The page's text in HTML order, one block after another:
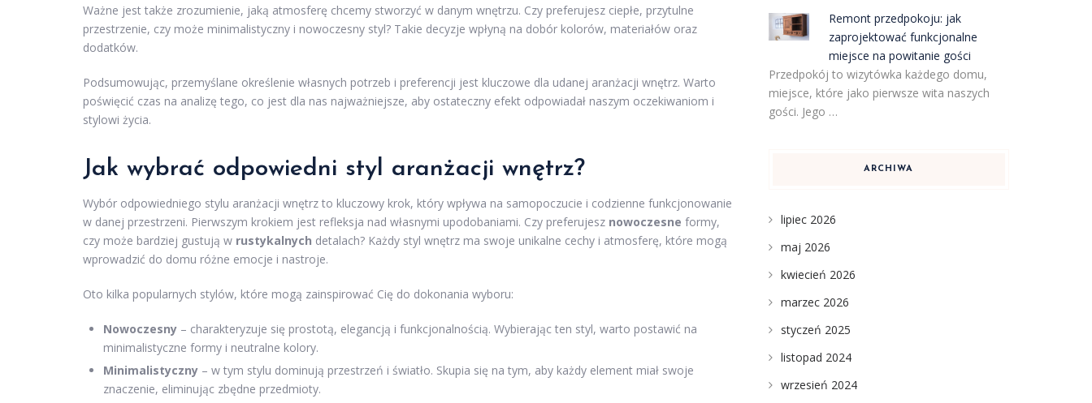
Ważne jest także zrozumienie, jaką atmosferę chcemy stworzyć w danym wnętrzu. Czy preferujesz ciepłe, przytulne
przestrzenie, czy może minimalistyczny i nowoczesny styl? Takie decyzje wpłyną na dobór kolorów, materiałów oraz
dodatków.
Podsumowując, przemyślane określenie własnych potrzeb i preferencji jest kluczowe dla udanej aranżacji wnętrz. Warto
poświęcić czas na analizę tego, co jest dla nas najważniejsze, aby ostateczny efekt odpowiadał naszym oczekiwaniom i
stylowi życia.
Jak wybrać odpowiedni styl aranżacji wnętrz?
Wybór odpowiedniego stylu aranżacji wnętrz to kluczowy krok, który wpływa na samopoczucie i codzienne funkcjonowanie
w danej przestrzeni. Pierwszym krokiem jest refleksja nad własnymi upodobaniami. Czy preferujesz nowoczesne formy,
czy może bardziej gustują w rustykalnych detalach? Każdy styl wnętrz ma swoje unikalne cechy i atmosferę, które mogą
wprowadzić do domu różne emocje i nastroje.
Oto kilka popularnych stylów, które mogą zainspirować Cię do dokonania wyboru:
Nowoczesny – charakteryzuje się prostotą, elegancją i funkcjonalnością. Wybierając ten styl, warto postawić na
minimalistyczne formy i neutralne kolory.
Minimalistyczny – w tym stylu dominują przestrzeń i światło. Skupia się na tym, aby każdy element miał swoje
znaczenie, eliminując zbędne przedmioty.
Remont przedpokoju: jak
zaprojektować funkcjonalne
miejsce na powitanie gości
Przedpokój to wizytówka każdego domu,
miejsce, które jako pierwsze wita naszych
gości. Jego …
ARCHIWA
lipiec 2026
maj 2026
kwiecień 2026
marzec 2026
styczeń 2025
listopad 2024
wrzesień 2024